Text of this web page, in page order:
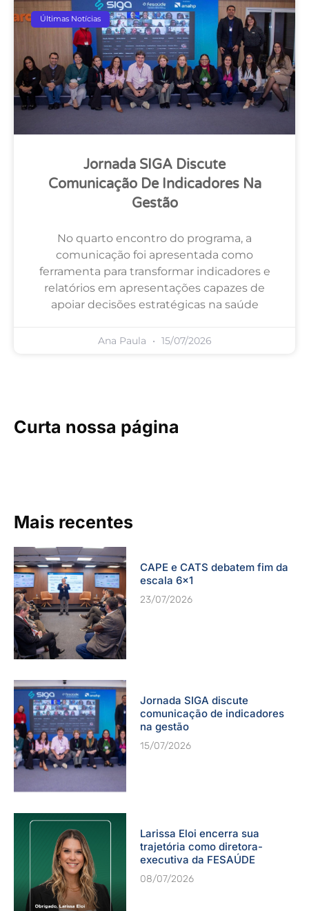
Últimas Notícias
Jornada SIGA Discute
Comunicação De Indicadores Na
Gestão
No quarto encontro do programa, a
comunicação foi apresentada como
ferramenta para transformar indicadores e
relatórios em apresentações capazes de
apoiar decisões estratégicas na saúde
Ana Paula 15/07/2026
Curta nossa página
Mais recentes
CAPE e CATS debatem fim da
escala 6×1
23/07/2026
Jornada SIGA discute
comunicação de indicadores
na gestão
15/07/2026
Larissa Eloi encerra sua
trajetória como diretora-
executiva da FESAÚDE
08/07/2026